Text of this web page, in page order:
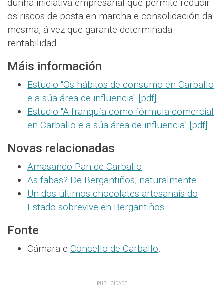
os riscos de posta en marcha e consolidación da
mesma, á vez que garante determinada
rentabilidad.
Máis información
Estudio "Os hábitos de consumo en Carballo
e a súa área de influencia" [pdf]
Estudio "A franquía como fórmula comercial
en Carballo e a súa área de influencia" [pdf]
Novas relacionadas
Amasando Pan de Carballo
As fabas? De Bergantiños, naturalmente
Un dos últimos chocolates artesanais do
Estado sobrevive en Bergantiños
Fonte
Cámara e Concello de Carballo